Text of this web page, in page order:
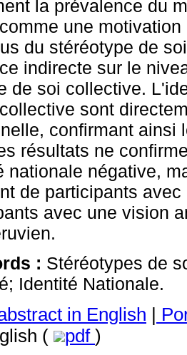
la prévalence du
une
du stéréotype de
indirecte sur le
de soi collective.
sont
confirmant ainsi
résultats ne
nationale négative,
de participants
avec une vision
: Stéréotypes de
Identité Nationale.
in English |
( pdf )